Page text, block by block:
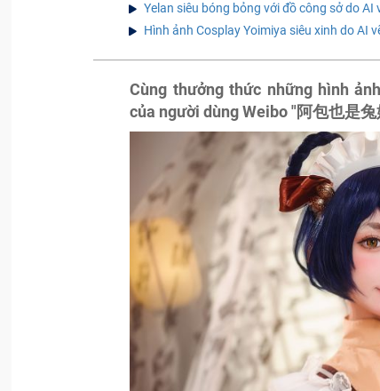
Yelan siêu bóng bỏng với đồ công sở do AI
Hình ảnh Cosplay Yoimiya siêu xinh do AI
Cùng thưởng thức những hình
của người dùng Weibo "阿包也是兔